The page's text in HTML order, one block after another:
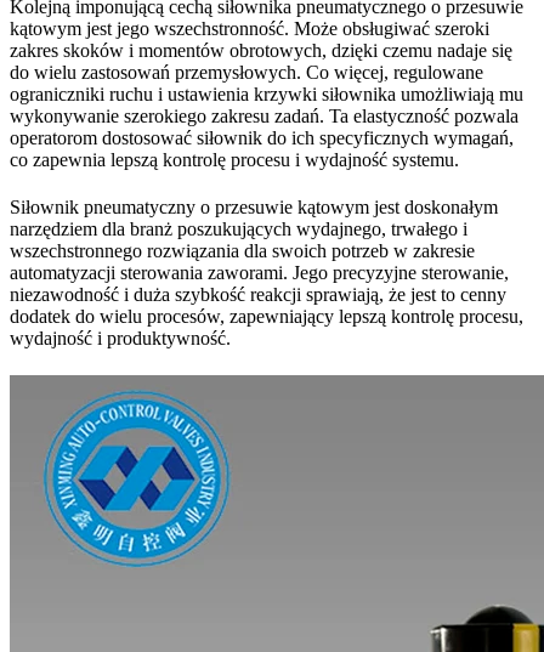
Kolejną imponującą cechą siłownika pneumatycznego o przesuwie
kątowym jest jego wszechstronność. Może obsługiwać szeroki
zakres skoków i momentów obrotowych, dzięki czemu nadaje się
do wielu zastosowań przemysłowych. Co więcej, regulowane
ograniczniki ruchu i ustawienia krzywki siłownika umożliwiają mu
wykonywanie szerokiego zakresu zadań. Ta elastyczność pozwala
operatorom dostosować siłownik do ich specyficznych wymagań,
co zapewnia lepszą kontrolę procesu i wydajność systemu.
Siłownik pneumatyczny o przesuwie kątowym jest doskonałym
narzędziem dla branż poszukujących wydajnego, trwałego i
wszechstronnego rozwiązania dla swoich potrzeb w zakresie
automatyzacji sterowania zaworami. Jego precyzyjne sterowanie,
niezawodność i duża szybkość reakcji sprawiają, że jest to cenny
dodatek do wielu procesów, zapewniający lepszą kontrolę procesu,
wydajność i produktywność.